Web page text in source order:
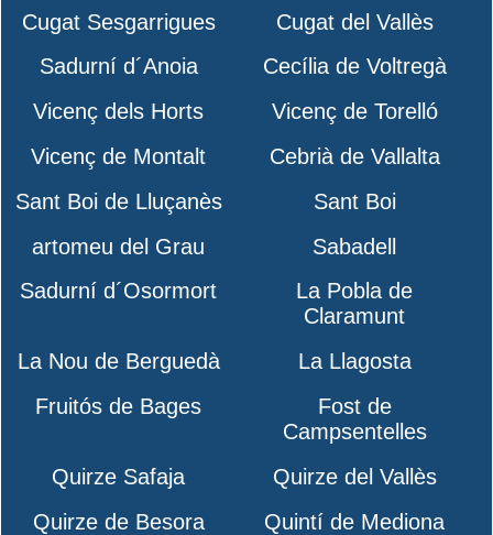
Cugat Sesgarrigues
Cugat del Vallès
Sadurní d´Anoia
Cecília de Voltregà
Vicenç dels Horts
Vicenç de Torelló
Vicenç de Montalt
Cebrià de Vallalta
Sant Boi de Lluçanès
Sant Boi
artomeu del Grau
Sabadell
Sadurní d´Osormort
La Pobla de
Claramunt
La Nou de Berguedà
La Llagosta
Fruitós de Bages
Fost de
Campsentelles
Quirze Safaja
Quirze del Vallès
Quirze de Besora
Quintí de Mediona